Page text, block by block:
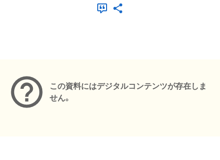
この資料にはデジタルコンテンツが存在しま
せん。